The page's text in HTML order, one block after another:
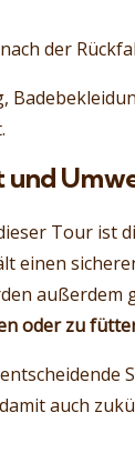
der
Tour ist
einen
außerdem
oder zu
auch